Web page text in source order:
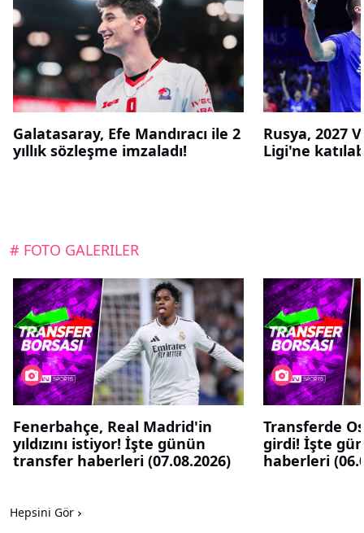
Galatasaray, Efe Mandıracı ile 2
yıllık sözleşme imzaladı!
Rusya, 2027
Ligi'ne
# FOTO GALERILER
Fenerbahçe, Real Madrid'in
yıldızını istiyor! İşte günün
transfer haberleri (07.08.2026)
Transferde
girdi! İşte
haberleri
Hepsini Gör